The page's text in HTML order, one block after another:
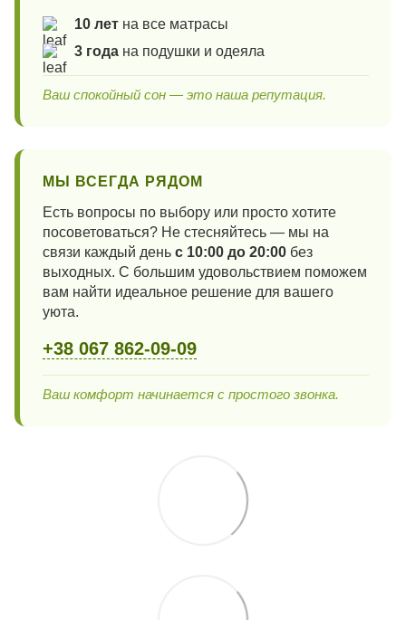
10 лет на все матрасы
3 года на подушки и одеяла
Ваш спокойный сон — это наша репутация.
МЫ ВСЕГДА РЯДОМ
Есть вопросы по выбору или просто хотите
посоветоваться? Не стесняйтесь — мы на
связи каждый день с 10:00 до 20:00 без
выходных. С большим удовольствием поможем
вам найти идеальное решение для вашего
уюта.
+38 067 862-09-09
Ваш комфорт начинается с простого звонка.